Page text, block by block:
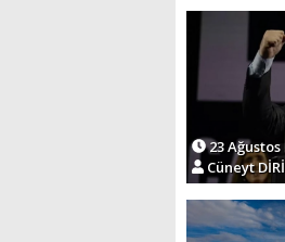
23 Ağustos
Cüneyt